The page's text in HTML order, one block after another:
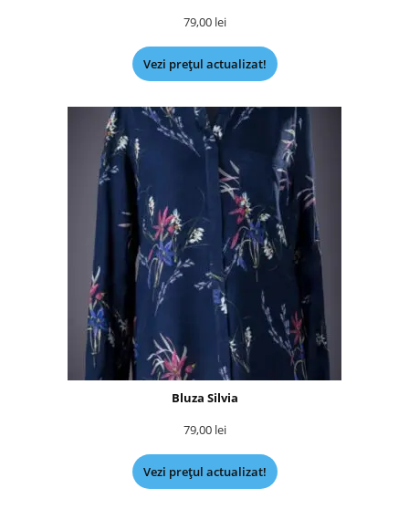
79,00 lei
Vezi prețul actualizat!
Bluza Silvia
79,00 lei
Vezi prețul actualizat!